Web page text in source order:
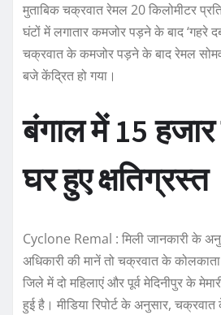
मुताबिक चक्रवात रेमल 20 किलोमीटर
घंटों में लगातार कमजोर पड़ने के बाद ‘गहरे
चक्रवात के कमजोर पड़ने के बाद रेमल
बजे केंद्रित हो गया।
बंगाल में 15 हजार
घर हुए क्षतिग्रस्त
Cyclone Remal : मिली जानकारी के
अधिकारी की मानें तो चक्रवात के कोलकाता
जिले में दो महिलाएं और पूर्व मेदिनीपुर के
हुई है। मीडिया रिपोर्ट के अनुसार,